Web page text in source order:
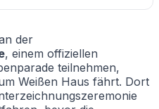
der
, einem offiziellen
teilnehmen,
Weißen Haus fährt. Dort